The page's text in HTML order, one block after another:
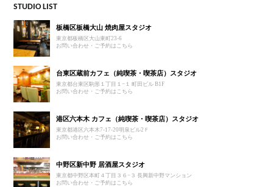
STUDIO LIST
板橋区板橋大山 焼肉屋スタジオ
東京都板橋区大山東町23-6
お問い合わせ・ご予約はこちら
台東区蔵前カフェ（純喫茶・喫茶店）スタジオ
東京都台東区駒形１丁目１−１ 町田ビル B1F
お問い合わせ・ご予約はこちら
港区六本木 カフェ（純喫茶・喫茶店）スタジオ
東京都港区六本木7-17-20明泉ビル2Ｆ
お問い合わせ・ご予約はこちら
中野区新中野 居酒屋スタジオ
東京都中野区本町４丁目３６−３ 長興新中野マンション
お問い合わせ・ご予約はこちら